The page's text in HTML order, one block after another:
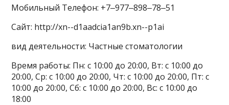
Мобильный Телефон: +7‒977‒898‒78‒51
Сайт: http://xn--d1aadcia1an9b.xn--p1ai
вид деятельности: Частные стоматологии
Время работы: Пн: с 10:00 до 20:00, Вт: с 10:00 до
20:00, Ср: с 10:00 до 20:00, Чт: с 10:00 до 20:00, Пт: с
10:00 до 20:00, Сб: с 10:00 до 20:00, Вс: с 10:00 до
18:00